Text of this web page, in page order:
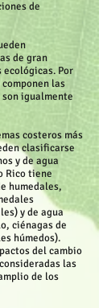
de
de gran
Por
las
igualmente
costeros más
clasificarse
y de agua
Rico tiene
humedales,
y de agua
ciénagas de
húmedos).
del cambio
las
de los